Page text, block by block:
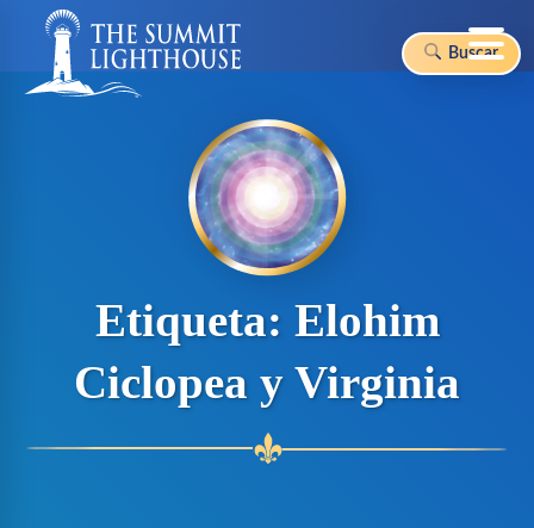
Buscar
Etiqueta: Elohim
Ciclopea y Virginia